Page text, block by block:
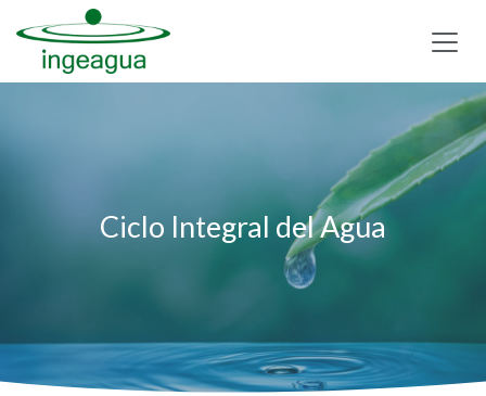
Ir al contenido
Ciclo Integral del Agua